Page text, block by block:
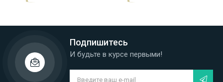
Подпишитесь
И будьте в курсе первыми!